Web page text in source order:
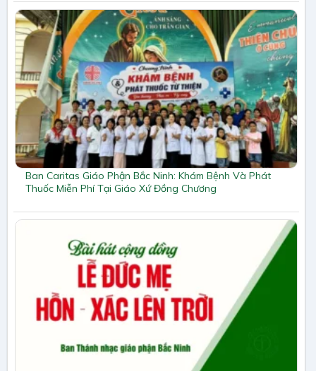
Ban Caritas Giáo Phận Bắc Ninh: Khám Bệnh Và Phát
Thuốc Miễn Phí Tại Giáo Xứ Đồng Chương